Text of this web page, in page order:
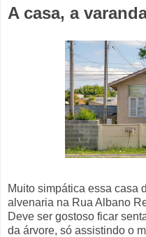
A casa, a
Muito simpática essa casa
alvenaria na Rua Albano
Deve ser gostoso ficar
da árvore, só assistindo o